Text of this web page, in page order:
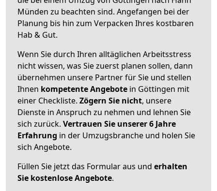
Münden zu beachten sind. Angefangen bei der
Planung bis hin zum Verpacken Ihres kostbaren
Hab & Gut.
Wenn Sie durch Ihren alltäglichen Arbeitsstress
nicht wissen, was Sie zuerst planen sollen, dann
übernehmen unsere Partner für Sie und stellen
Ihnen kompetente Angebote in Göttingen mit
einer Checkliste. Zögern Sie nicht, unsere
Dienste in Anspruch zu nehmen und lehnen Sie
sich zurück. Vertrauen Sie unserer 6 Jahre
Erfahrung in der Umzugsbranche und holen Sie
sich Angebote.
Füllen Sie jetzt das Formular aus und erhalten
Sie kostenlose Angebote.